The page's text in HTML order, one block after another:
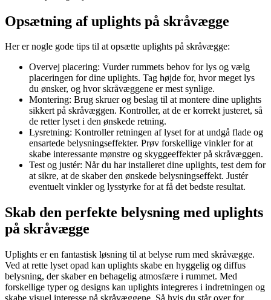
Opsætning af uplights på skråvægge
Her er nogle gode tips til at opsætte uplights på skråvægge:
Overvej placering: Vurder rummets behov for lys og vælg
placeringen for dine uplights. Tag højde for, hvor meget lys
du ønsker, og hvor skråvæggene er mest synlige.
Montering: Brug skruer og beslag til at montere dine uplights
sikkert på skråvæggen. Kontroller, at de er korrekt justeret, så
de retter lyset i den ønskede retning.
Lysretning: Kontroller retningen af lyset for at undgå flade og
ensartede belysningseffekter. Prøv forskellige vinkler for at
skabe interessante mønstre og skyggeeffekter på skråvæggen.
Test og justér: Når du har installeret dine uplights, test dem for
at sikre, at de skaber den ønskede belysningseffekt. Justér
eventuelt vinkler og lysstyrke for at få det bedste resultat.
Skab den perfekte belysning med uplights
på skråvægge
Uplights er en fantastisk løsning til at belyse rum med skråvægge.
Ved at rette lyset opad kan uplights skabe en hyggelig og diffus
belysning, der skaber en behagelig atmosfære i rummet. Med
forskellige typer og designs kan uplights integreres i indretningen og